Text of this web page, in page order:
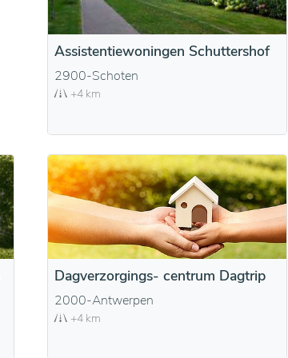
Assistentiewoningen Schuttershof
2900-Schoten
+4 km
Dagverzorgings- centrum Dagtrip
2000-Antwerpen
+4 km